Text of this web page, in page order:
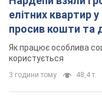
елітних квартир
просив кошти та
Як працює особлива
користується
3 години тому 48,4 т.